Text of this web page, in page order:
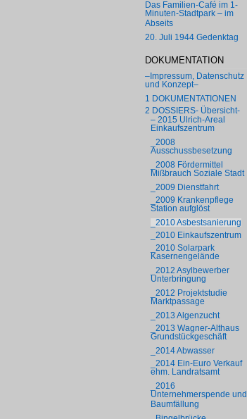
Das Familien-Café im 1-
Minuten-Stadtpark – im
Abseits
20. Juli 1944 Gedenktag
DOKUMENTATION
–Impressum, Datenschutz
und Konzept–
1 DOKUMENTATIONEN
2 DOSSIERS- Übersicht-
– 2015 Ulrich-Areal
Einkaufszentrum
_2008
Ausschussbesetzung
_2008 Fördermittel
Mißbrauch Soziale Stadt
_2009 Dienstfahrt
_2009 Krankenpflege
Station aufglöst
_2010 Asbestsanierung
_2010 Einkaufszentrum
_2010 Solarpark
Kasernengelände
_2012 Asylbewerber
Unterbringung
_2012 Projektstudie
Marktpassage
_2013 Algenzucht
_2013 Wagner-Althaus
Grundstückgeschäft
_2014 Abwasser
_2014 Ein-Euro Verkauf
ehm. Landratsamt
_2016
Unternehmerspende und
Baumfällung